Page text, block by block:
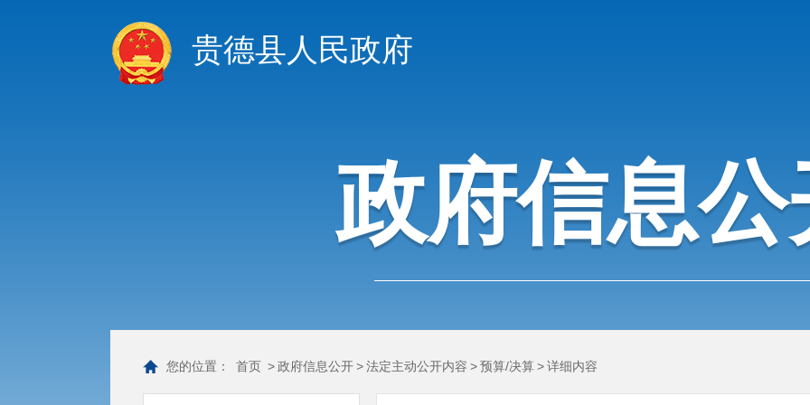
贵德县人民政府
政府信息公
您的位置： 首页 >政府信息公开>法定主动公开内容 >预算/决算>详细内容